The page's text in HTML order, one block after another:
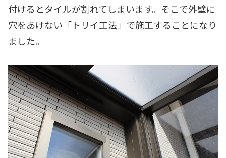
付けるとタイルが割れてしまいます。そこで外壁に
穴をあけない「トリイ工法」で施工することになり
ました。